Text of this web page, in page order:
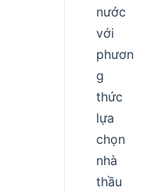
nước
với
phươn
g
thức
lựa
chọn
nhà
thầu